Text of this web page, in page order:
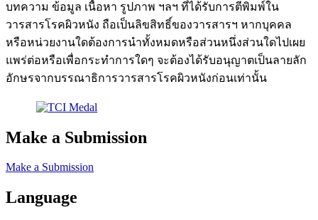
บทความ ข้อมูล เนื้อหา รูปภาพ ฯลฯ ที่ได้รับการตีพิมพ์ใน
วารสารโรคผิวหนัง ถือเป็นลิขสิทธิ์ของวารสารฯ หากบุคคล
หรือหน่วยงานใดต้องการนำทั้งหมดหรือส่วนหนึ่งส่วนใดไปเผย
แพร่ต่อหรือเพื่อกระทำการใดๆ จะต้องได้รับอนุญาตเป็นลายลัก
อักษรจากบรรณาธิการวารสารโรคผิวหนังก่อนเท่านั้น
Make a Submission
Make a Submission
Language